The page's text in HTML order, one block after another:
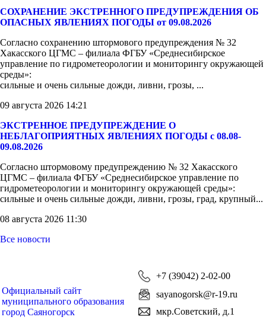
СОХРАНЕНИЕ ЭКСТРЕННОГО ПРЕДУПРЕЖДЕНИЯ ОБ
ОПАСНЫХ ЯВЛЕНИЯХ ПОГОДЫ от 09.08.2026
Согласно сохранению штормового предупреждения № 32
Хакасского ЦГМС – филиала ФГБУ «Среднесибирское
управление по гидрометеорологии и мониторингу окружающей
среды»:
сильные и очень сильные дожди, ливни, грозы, ...
09 августа 2026 14:21
ЭКСТРЕННОЕ ПРЕДУПРЕЖДЕНИЕ О
НЕБЛАГОПРИЯТНЫХ ЯВЛЕНИЯХ ПОГОДЫ с 08.08-
09.08.2026
Согласно штормовому предупреждению № 32 Хакасского
ЦГМС – филиала ФГБУ «Среднесибирское управление по
гидрометеорологии и мониторингу окружающей среды»:
сильные и очень сильные дожди, ливни, грозы, град, крупный...
08 августа 2026 11:30
Все новости
Официальный сайт
муниципального образования
город Саяногорск
+7 (39042) 2-02-00
sayanogorsk@r-19.ru
мкр.Советский, д.1